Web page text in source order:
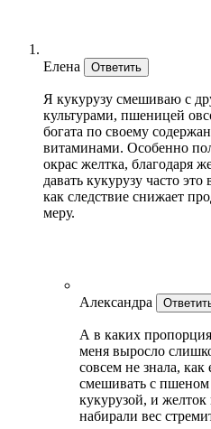
Елена Ответить
Я кукурузу смешиваю с
культурами, пшеницей
богата по своему
витаминами. Особенно
окрас желтка, благодаря
давать кукурузу часто
как следствие снижает
меру.
Александра
А в каких
меня выросло
совсем не знала,
смешивать с
кукурузой, и желток
набирали вес